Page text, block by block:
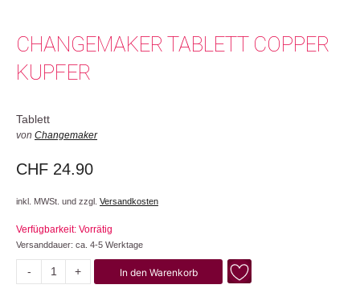
CHANGEMAKER TABLETT COPPER
KUPFER
Tablett
von Changemaker
CHF 24.90
inkl. MWSt. und zzgl. Versandkosten
Verfügbarkeit: Vorrätig
Versanddauer: ca. 4-5 Werktage
-
Copper
+ In den Warenkorb